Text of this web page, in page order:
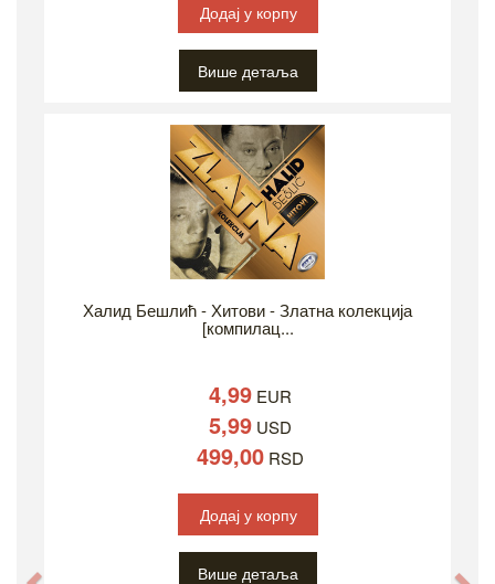
Додај у корпу
Више детаља
Халид Бешлић - Хитови - Златна колекција
[компилац...
4,99 EUR
5,99 USD
499,00 RSD
Додај у корпу
Више детаља